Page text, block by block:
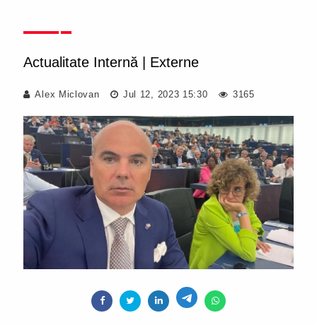
Actualitate Internă Externe
Alex Miclovan Jul 12, 2023 15:30 3165